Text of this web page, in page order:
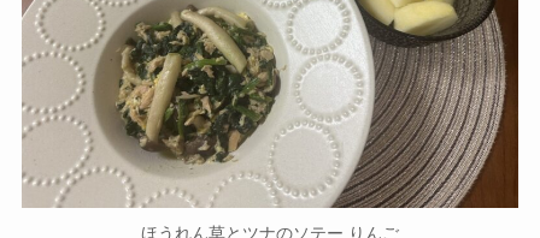
ほうれん草とツナのソテー りんご